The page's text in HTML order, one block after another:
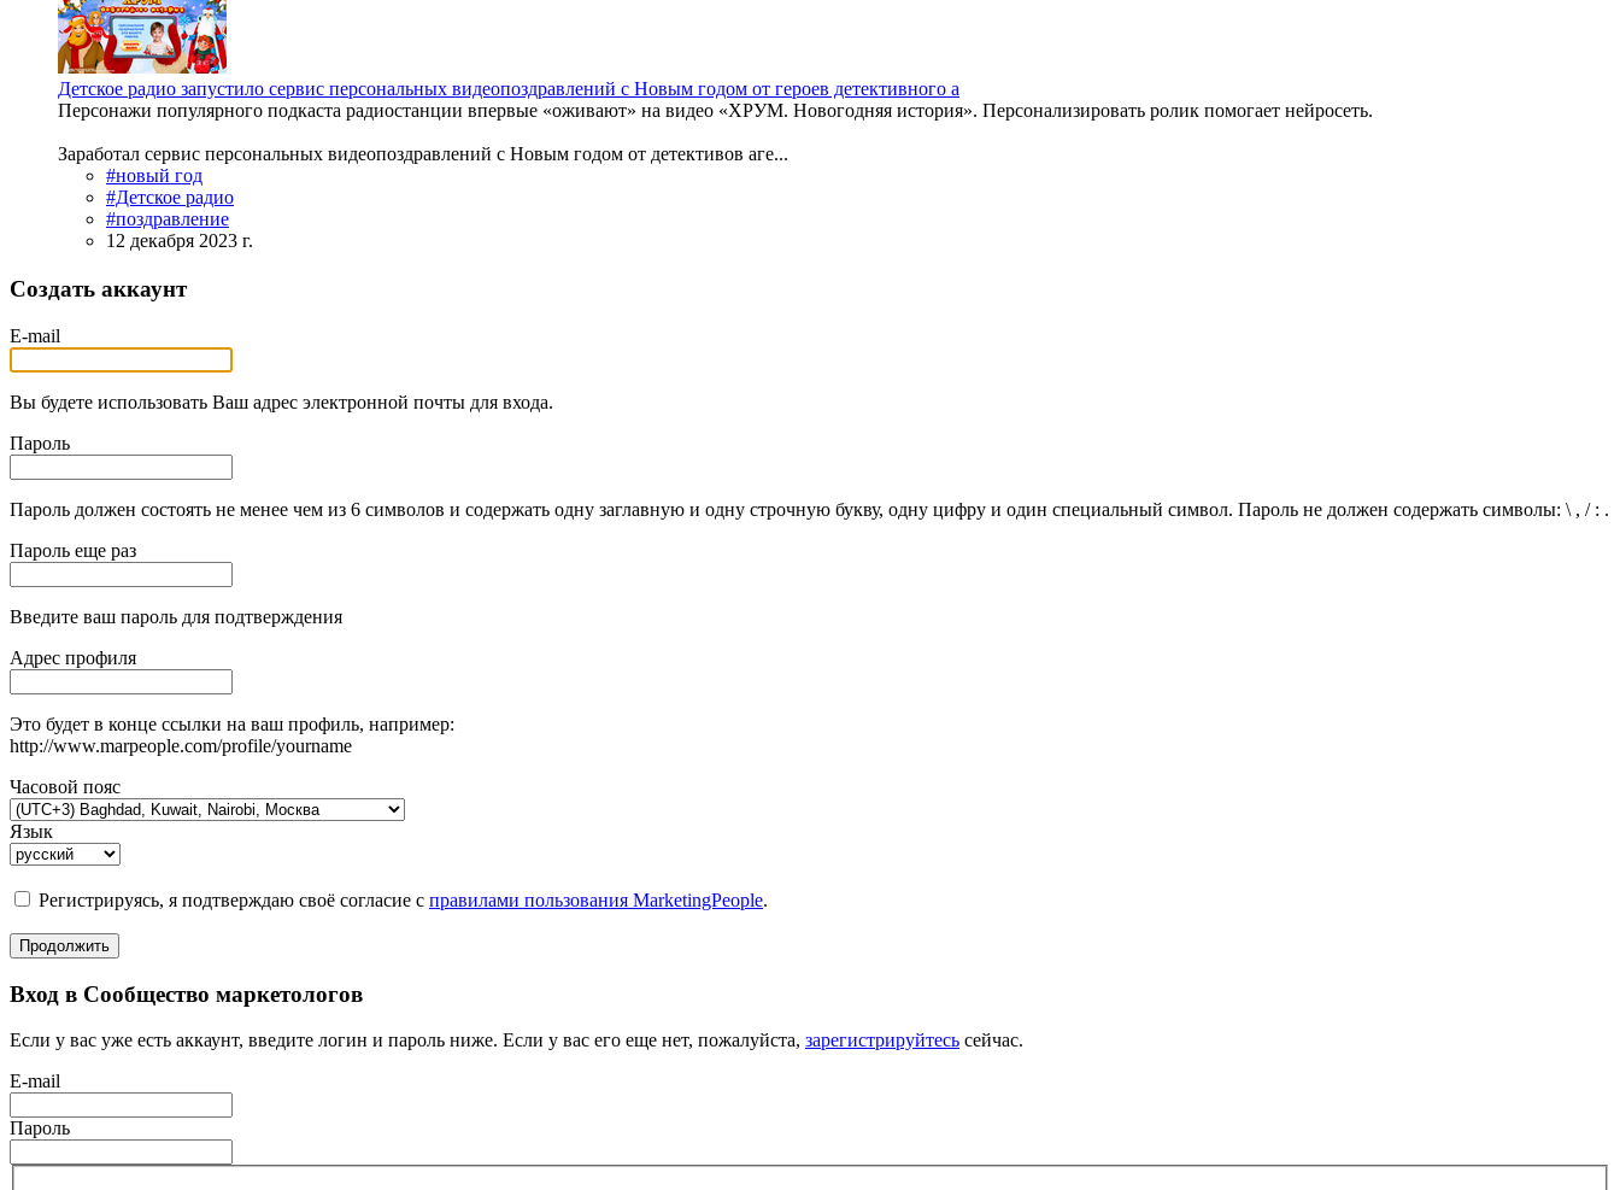
Детское радио запустило сервис персональных видеопоздравлений с Новым годом от героев детективного а
Персонажи популярного подкаста радиостанции впервые «оживают» на видео «ХРУМ. Новогодняя история». Персонализировать ролик помогает нейросеть.
Заработал сервис персональных видеопоздравлений с Новым годом от детективов аге...
#новый год
#Детское радио
#поздравление
12 декабря 2023 г.
Создать аккаунт
E-mail
Вы будете использовать Ваш адрес электронной почты для входа.
Пароль
Пароль должен состоять не менее чем из 6 символов и содержать одну заглавную и одну строчную букву, одну цифру и один специальный символ. Пароль не должен содержать символы: \ , / : .
Пароль еще раз
Введите ваш пароль для подтверждения
Адрес профиля
Это будет в конце ссылки на ваш профиль, например:
http://www.marpeople.com/profile/yourname
Часовой пояс
Язык
Регистрируясь, я подтверждаю своё согласие с правилами пользования MarketingPeople.
Продолжить
Вход в Сообщество маркетологов
Если у вас уже есть аккаунт, введите логин и пароль ниже. Если у вас его еще нет, пожалуйста, зарегистрируйтесь сейчас.
E-mail
Пароль